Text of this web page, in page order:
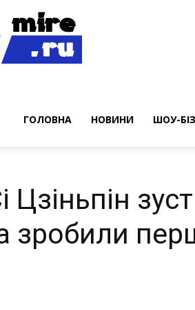
ГОЛОВНА НОВИНИ ШОУ-
Цзіньпін
зробили